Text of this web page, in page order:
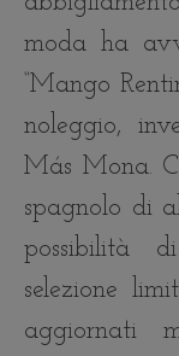
moda ha
“Mango
noleggio,
Más Mona.
spagnolo di
possibilità
selezione
aggiornati